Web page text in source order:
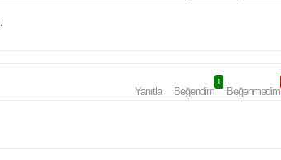
Yanıtla Beğendim
1
Beğenmedim